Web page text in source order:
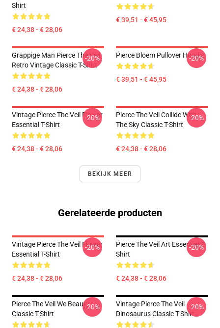
Shirt
€ 24,38 - € 28,06
€ 39,51 - € 45,95
Grappige Man Pierce The Veil
Retro Vintage Classic T-Shirt
€ 24,38 - € 28,06
-20% Pierce Bloem Pullover Hoodie
€ 39,51 - € 45,95
-20%
Vintage Pierce The Veil Flower
Essential T-Shirt
€ 24,38 - € 28,06
-20%
Pierce The Veil Collide With
The Sky Classic T-Shirt
€ 24,38 - € 28,06
-20%
BEKIJK MEER
Gerelateerde producten
Vintage Pierce The Veil Flower
Essential T-Shirt
€ 24,38 - € 28,06
-20%
Pierce The Veil Art Essential T-
Shirt
€ 24,38 - € 28,06
-20%
Pierce The Veil We Beauty
Classic T-Shirt
-20%
Vintage Pierce The Veil
Dinosaurus Classic T-Shirt
-20%